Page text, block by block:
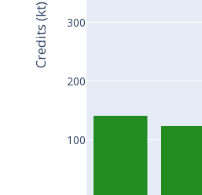
100
200
300
Credits (kt)